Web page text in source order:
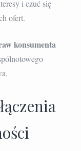
i czuć się
ofert.
konsumenta